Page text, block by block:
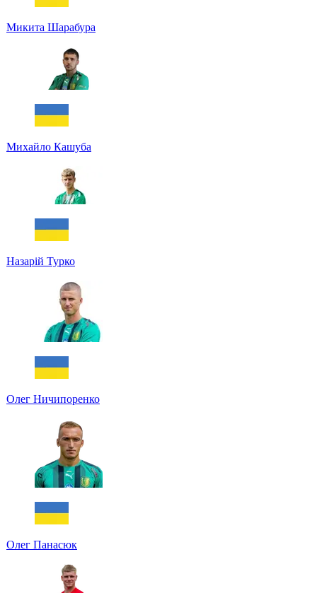
Микита Шарабура
Михайло Кашуба
Назарій Турко
Олег Ничипоренко
Олег Панасюк